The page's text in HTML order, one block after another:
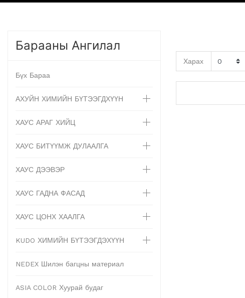
Барааны Ангилал
Бүх Бараа
АХУЙН ХИМИЙН БҮТЭЭГДХҮҮН
ХАУС АРАГ ХИЙЦ
ХАУС БИТҮҮМЖ ДУЛААЛГА
ХАУС ДЭЭВЭР
ХАУС ГАДНА ФАСАД
ХАУС ЦОНХ ХААЛГА
KUDO ХИМИЙН БҮТЭЭГДЭХҮҮН
NEDEX Шилэн багцны материал
ASIA COLOR Хуурай будаг
Харах